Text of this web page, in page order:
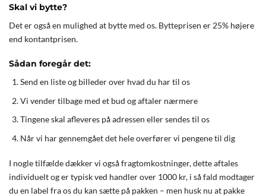
Skal vi bytte?
Det er også en mulighed at bytte med os. Bytteprisen er 25% højere
end kontantprisen.
Sådan foregår det:
Send en liste og billeder over hvad du har til os
Vi vender tilbage med et bud og aftaler nærmere
Tingene skal afleveres på adressen eller sendes til os
Når vi har gennemgået det hele overfører vi pengene til dig
I nogle tilfælde dækker vi også fragtomkostninger, dette aftales
individuelt og er typisk ved handler over 1000 kr, i så fald modtager
du en label fra os du kan sætte på pakken – men husk nu at pakke